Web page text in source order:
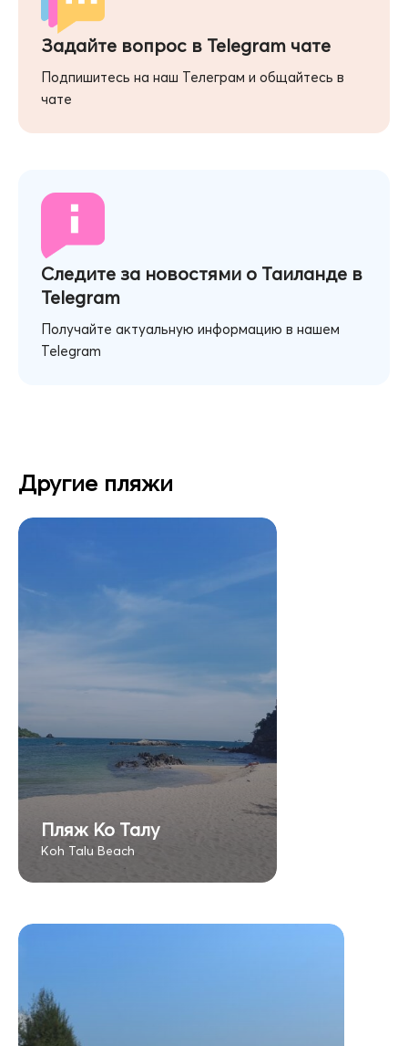
Задайте вопрос в Telegram чате
Подпишитесь на наш Телеграм и общайтесь в
чате
Следите за новостями о Таиланде в
Telegram
Получайте актуальную информацию в нашем
Telegram
Другие пляжи
Пляж Ко Талу
Koh Talu Beach